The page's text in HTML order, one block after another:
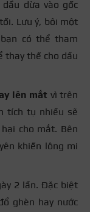
dừa vào gốc
Lưu ý, bôi một
có thể tham
thay thế cho dầu
lên mắt vì trên
tích tụ nhiều sẽ
cho mắt. Bên
khiến lông mi
2 lần. Đặc biệt
ghèn hay nước